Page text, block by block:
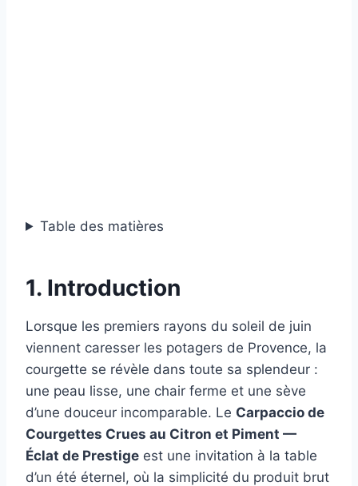
Table des matières
1. Introduction
Lorsque les premiers rayons du soleil de juin
viennent caresser les potagers de Provence, la
courgette se révèle dans toute sa splendeur :
une peau lisse, une chair ferme et une sève
d’une douceur incomparable. Le Carpaccio de
Courgettes Crues au Citron et Piment —
Éclat de Prestige est une invitation à la table
d’un été éternel, où la simplicité du produit brut